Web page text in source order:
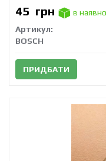
45 грн
в
Артикул:
BOSCH
ПРИДБАТИ